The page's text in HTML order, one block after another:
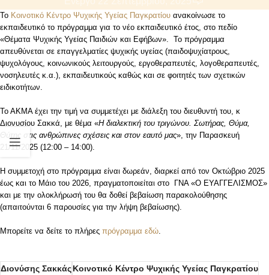
Το Κοινοτικό Κέντρο Ψυχικής Υγείας Παγκρατίου ανακοίνωσε το
εκπαιδευτικό το πρόγραμμα για το νέο εκπαιδευτικό έτος, στο πεδίο
«Θέματα Ψυχικής Υγείας Παιδιών και Εφήβων». Το πρόγραμμα
απευθύνεται σε επαγγελματίες ψυχικής υγείας (παιδοψυχίατρους,
ψυχολόγους, κοινωνικούς λειτουργούς, εργοθεραπευτές, λογοθεραπευτές,
νοσηλευτές κ.α.), εκπαιδευτικούς καθώς και σε φοιτητές των σχετικών
ειδικοτήτων.
Το ΑΚΜΑ έχει την τιμή να συμμετέχει με διάλεξη του διευθυντή του, κ
Διονυσίου Σακκά, με θέμα «Η διαλεκτική του τριγώνου. Σωτήρας, Θύμα,
Θύτης στις ανθρώπινες σχέσεις και στον εαυτό μας», την Παρασκευή
21/11/2025 (12:00 – 14:00).
Η συμμετοχή στο πρόγραμμα είναι δωρεάν, διαρκεί από τον Οκτώβριο 2025
έως και το Μάιο του 2026, πραγματοποιείται στο ΓΝΑ «Ο ΕΥΑΓΓΕΛΙΣΜΟΣ»
και με την ολοκλήρωσή του θα δοθεί βεβαίωση παρακολούθησης
(απαιτούνται 6 παρουσίες για την λήψη βεβαίωσης).
Μπορείτε να δείτε το πλήρες πρόγραμμα εδώ
Διονύσης ΣακκάςΚοινοτικό Κέντρο Ψυχικής Υγείας Παγκρατίου